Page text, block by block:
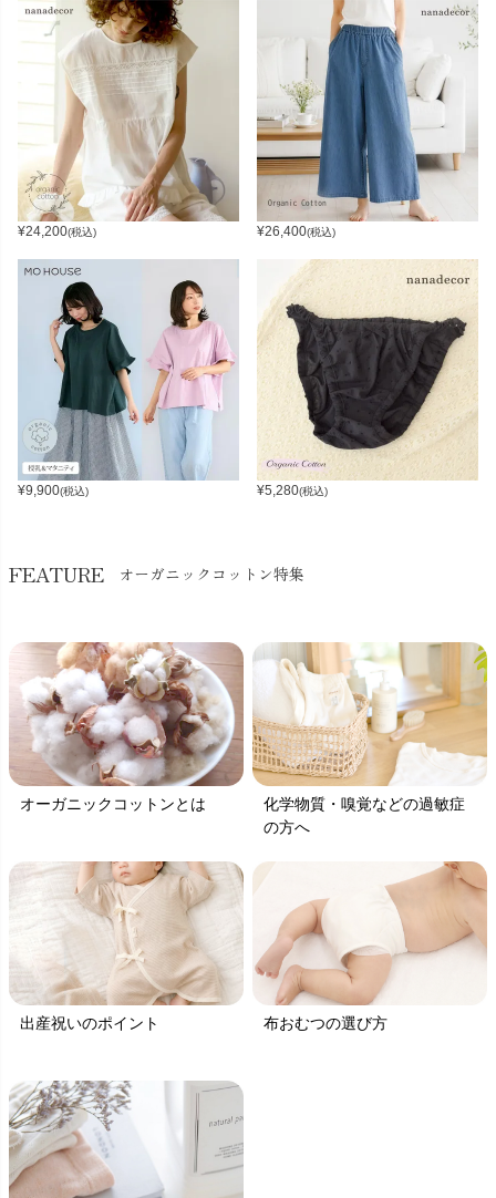
¥24,200(税込) ¥26,400(税込)
¥9,900(税込) ¥5,280(税込)
FEATURE オーガニックコットン特集
オーガニックコットンとは
化学物質・嗅覚などの過敏症
の方へ
出産祝いのポイント 布おむつの選び方